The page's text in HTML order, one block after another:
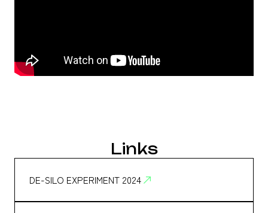
Links
DE-SILO EXPERIMENT 2024